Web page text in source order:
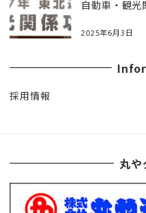
自動車・観
2025年6月3日
採用情報
丸や